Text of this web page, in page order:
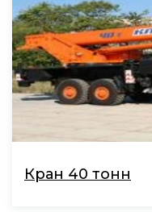
Кран 40 тонн